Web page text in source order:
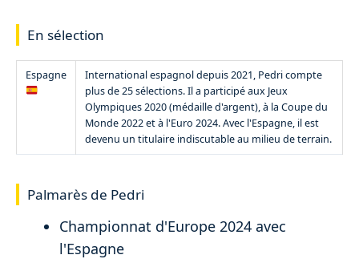
En sélection
Espagne
International espagnol depuis 2021, Pedri compte
plus de 25 sélections. Il a participé aux Jeux
Olympiques 2020 (médaille d'argent), à la Coupe du
Monde 2022 et à l'Euro 2024. Avec l'Espagne, il est
devenu un titulaire indiscutable au milieu de terrain.
Palmarès de Pedri
Championnat d'Europe 2024 avec
l'Espagne